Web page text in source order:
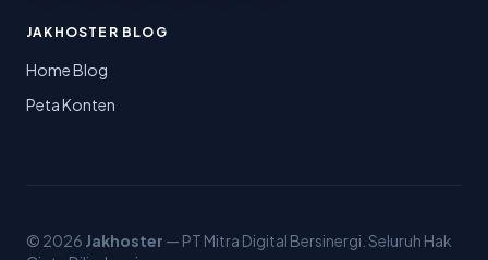
JAKHOSTER BLOG
Home Blog
Peta Konten
© 2026 Jakhoster — PT Mitra Digital Bersinergi. Seluruh Hak